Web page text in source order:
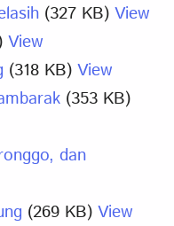
(327 KB) View
View
(318 KB) View
(353 KB)
dan
(269 KB) View